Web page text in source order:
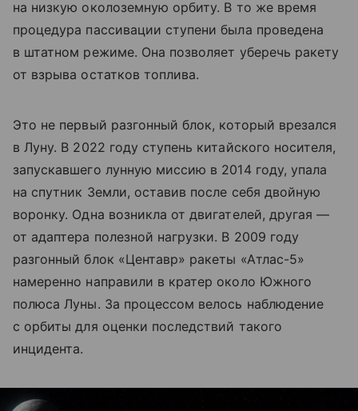
на низкую околоземную орбиту. В то же время
процедура пассивации ступени была проведена
в штатном режиме. Она позволяет уберечь ракету
от взрыва остатков топлива.
Это не первый разгонный блок, который врезался
в Луну. В 2022 году ступень китайского носителя,
запускавшего лунную миссию в 2014 году, упала
на спутник Земли, оставив после себя двойную
воронку. Одна возникла от двигателей, другая —
от адаптера полезной нагрузки. В 2009 году
разгонный блок «Центавр» ракеты «Атлас-5»
намеренно направили в кратер около Южного
полюса Луны. За процессом велось наблюдение
с орбиты для оценки последствий такого
инцидента.